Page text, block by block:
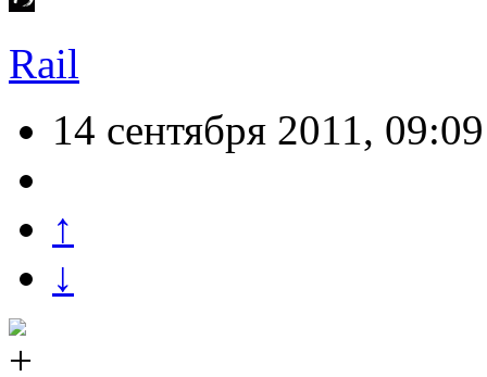
Rail
14 сентября 2011, 09:09
↑
↓